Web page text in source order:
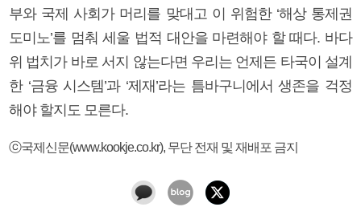
부와 국제 사회가 머리를 맞대고 이 위험한 ‘해상 통제권
도미노’를 멈춰 세울 법적 대안을 마련해야 할 때다. 바다
위 법치가 바로 서지 않는다면 우리는 언제든 타국이 설계
한 ‘금융 시스템’과 ‘제재’라는 틈바구니에서 생존을 걱정
해야 할지도 모른다.
ⓒ국제신문(www.kookje.co.kr), 무단 전재 및 재배포 금지